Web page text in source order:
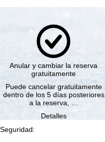
Anular y cambiar la reserva
gratuitamente
Puede cancelar gratuitamente
dentro de los 5 días posteriores
a la reserva, …
Detalles
Seguridad: